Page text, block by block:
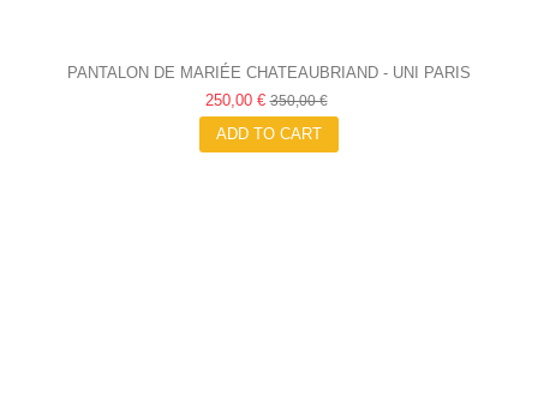
PANTALON DE MARIÉE CHATEAUBRIAND - UNI PARIS
250,00 €350,00 €
ADD TO CART